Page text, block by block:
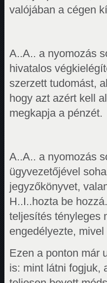
valójában a cégen
A..A.. a nyomozás
hivatalos
szerzett tudomást,
hogy azt azért kell
megkapja a pénzét.
A..A.. a nyomozás
ügyvezetőjével
jegyzőkönyvet,
H..I..hozta be
teljesítés tényleges
engedélyezte,
Ezen a ponton már
is: mint látni fogjuk,